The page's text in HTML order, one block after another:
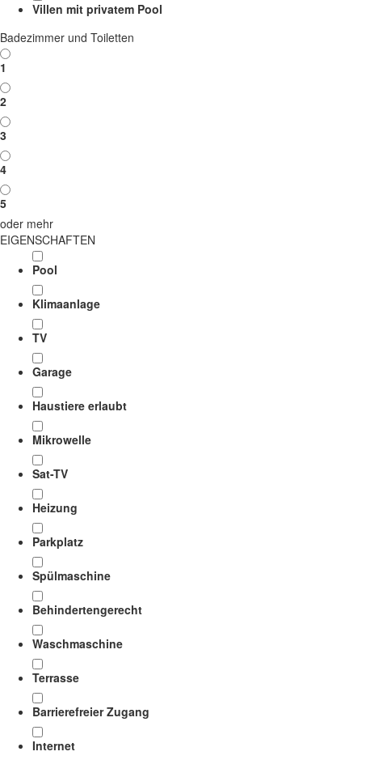
Villen mit privatem Pool
Badezimmer und Toiletten
1
2
3
4
5
oder mehr
EIGENSCHAFTEN
Pool
Klimaanlage
TV
Garage
Haustiere erlaubt
Mikrowelle
Sat-TV
Heizung
Parkplatz
Spülmaschine
Behindertengerecht
Waschmaschine
Terrasse
Barrierefreier Zugang
Internet